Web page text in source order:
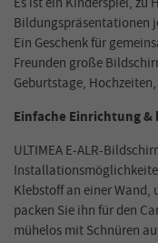
Bildungspräsentationen
Ein Geschenk für
Freunden große
Geburtstage,
Einfache Einrichtung &
ULTIMEA E-ALR-
Klebstoff an einer Wand,
packen Sie ihn für den
mühelos mit Schnüren